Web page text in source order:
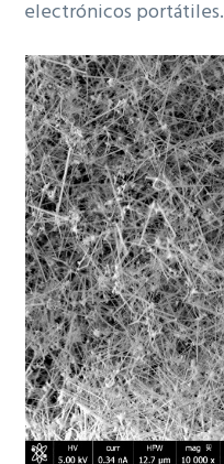
electrónicos portátiles.